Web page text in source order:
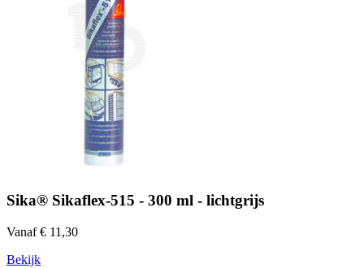
Sika® Sikaflex-515 - 300 ml - lichtgrijs
Vanaf € 11,30
Bekijk